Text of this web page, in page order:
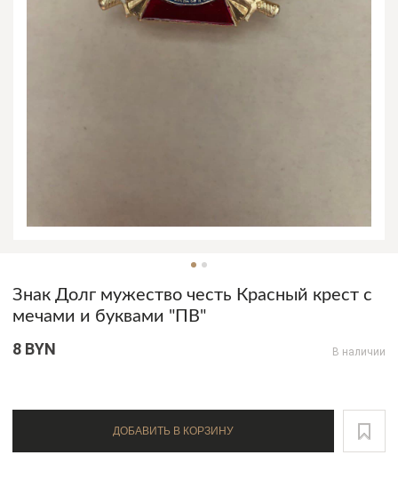
Знак Долг мужество честь Красный крест с
мечами и буквами "ПВ"
8 BYN В наличии
ДОБАВИТЬ В КОРЗИНУ